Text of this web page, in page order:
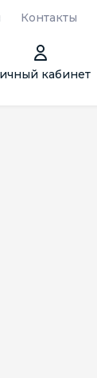
Контакты
кабинет